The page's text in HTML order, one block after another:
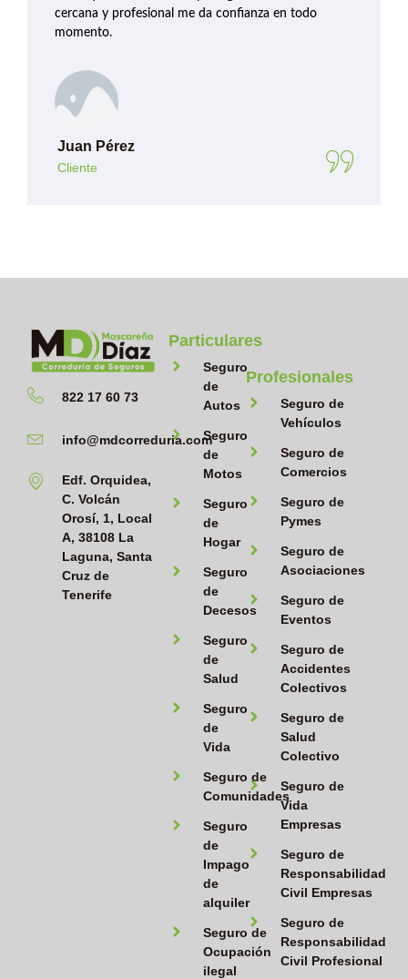
cercana y profesional me da confianza en todo
momento.
Juan Pérez
Cliente
822 17 60 73
info@mdcorreduria.com
Edf. Orquidea,
C. Volcán
Orosí, 1, Local
A, 38108 La
Laguna, Santa
Cruz de
Tenerife
Particulares
Seguro
de
Autos
Seguro
de
Motos
Seguro
de
Hogar
Seguro
de
Decesos
Seguro
de
Salud
Seguro
de
Vida
Seguro de
Comunidades
Seguro
de
Impago
de
alquiler
Seguro de
Ocupación
ilegal
Profesionales
Seguro de
Vehículos
Seguro de
Comercios
Seguro de
Pymes
Seguro de
Asociaciones
Seguro de
Eventos
Seguro de
Accidentes
Colectivos
Seguro de
Salud
Colectivo
Seguro de
Vida
Empresas
Seguro de
Responsabilidad
Civil Empresas
Seguro de
Responsabilidad
Civil Profesional